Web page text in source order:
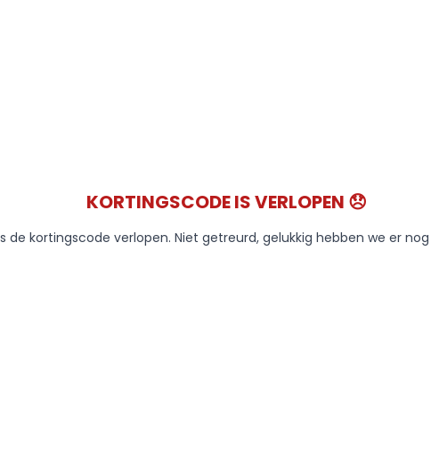
KORTINGSCODE IS VERLOPEN 😞
de kortingscode verlopen. Niet getreurd, gelukkig hebben we er